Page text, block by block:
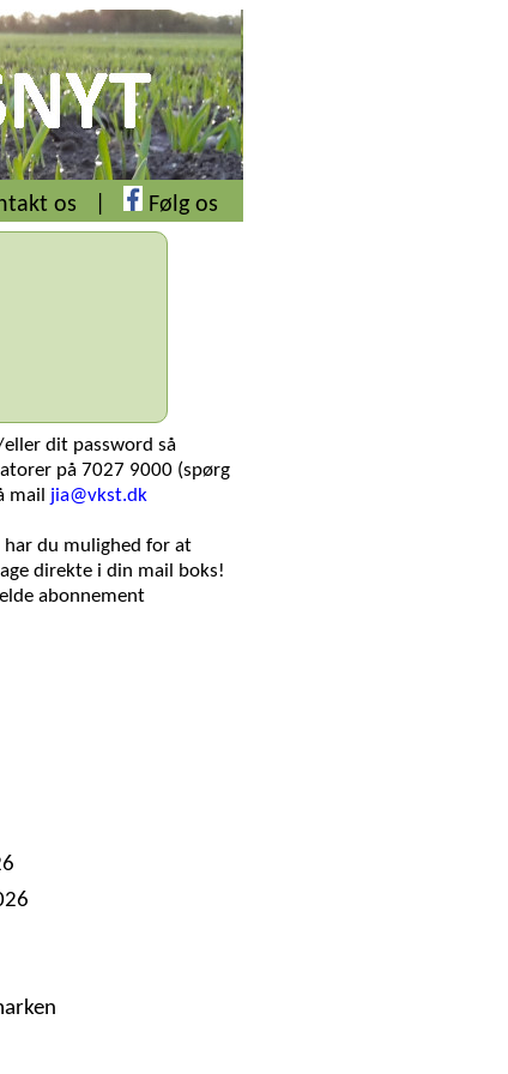
os Følg os
dit password så
på 7027 9000 (spørg
mail jia@vkst.dk
har du mulighed for at
direkte i din mail boks!
abonnement